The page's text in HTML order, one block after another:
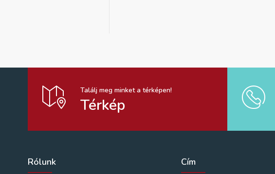
Találj meg minket a térképen!
Térkép
Rólunk Cím